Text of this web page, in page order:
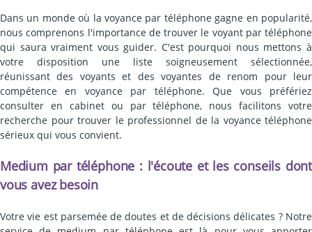
Dans un monde où la voyance par téléphone gagne en popularité,
nous comprenons l'importance de trouver le voyant par téléphone
qui saura vraiment vous guider. C'est pourquoi nous mettons à
votre disposition une liste soigneusement sélectionnée,
réunissant des voyants et des voyantes de renom pour leur
compétence en voyance par téléphone. Que vous préfériez
consulter en cabinet ou par téléphone, nous facilitons votre
recherche pour trouver le professionnel de la voyance téléphone
sérieux qui vous convient.
Medium par téléphone : l'écoute et les conseils dont
vous avez besoin
Votre vie est parsemée de doutes et de décisions délicates ? Notre